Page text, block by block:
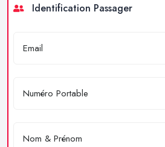
Identification Passager